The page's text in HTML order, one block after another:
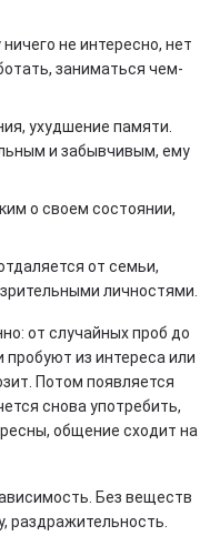
не интересно, нет
заниматься чем-
ухудшение памяти.
и забывчивым, ему
о своем состоянии,
от семьи,
личностями.
от случайных проб до
из интереса или
Потом появляется
снова употребить,
общение сходит на
Без веществ
раздражительность.